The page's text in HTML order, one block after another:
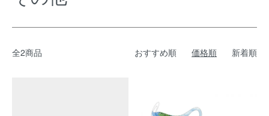
全2商品 おすすめ順 価格順 新着順